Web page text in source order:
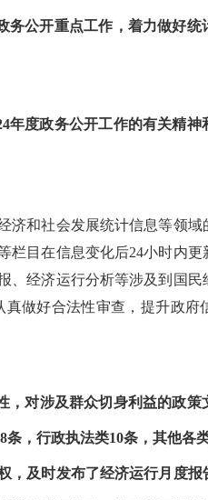
公开重点工作，着力做好统
年度政务公开工作的有关精
和社会发展统计信息等领域
栏目在信息变化后24小时内
经济运行分析等涉及到国民
做好合法性审查，提升政府
对涉及群众切身利益的政策
，行政执法类10条，其他各
，及时发布了经济运行月度